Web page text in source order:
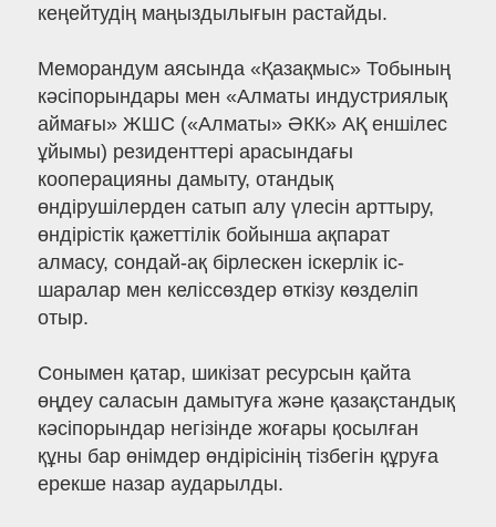
кеңейтудің маңыздылығын растайды.
Меморандум аясында «Қазақмыс» Тобының
кәсіпорындары мен «Алматы индустриялық
аймағы» ЖШС («Алматы» ӘКК» АҚ еншілес
ұйымы) резиденттері арасындағы
кооперацияны дамыту, отандық
өндірушілерден сатып алу үлесін арттыру,
өндірістік қажеттілік бойынша ақпарат
алмасу, сондай-ақ бірлескен іскерлік іс-
шаралар мен келіссөздер өткізу көзделіп
отыр.
Сонымен қатар, шикізат ресурсын қайта
өңдеу саласын дамытуға және қазақстандық
кәсіпорындар негізінде жоғары қосылған
құны бар өнімдер өндірісінің тізбегін құруға
ерекше назар аударылды.